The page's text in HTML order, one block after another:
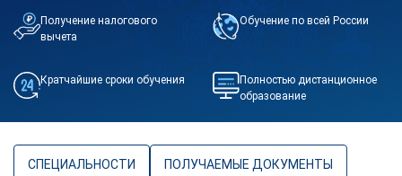
Получение налогового
вычета
Обучение по всей России
Кратчайшие сроки обучения
Полностью дистанционное
образование
СПЕЦИАЛЬНОСТИ ПОЛУЧАЕМЫЕ ДОКУМЕНТЫ